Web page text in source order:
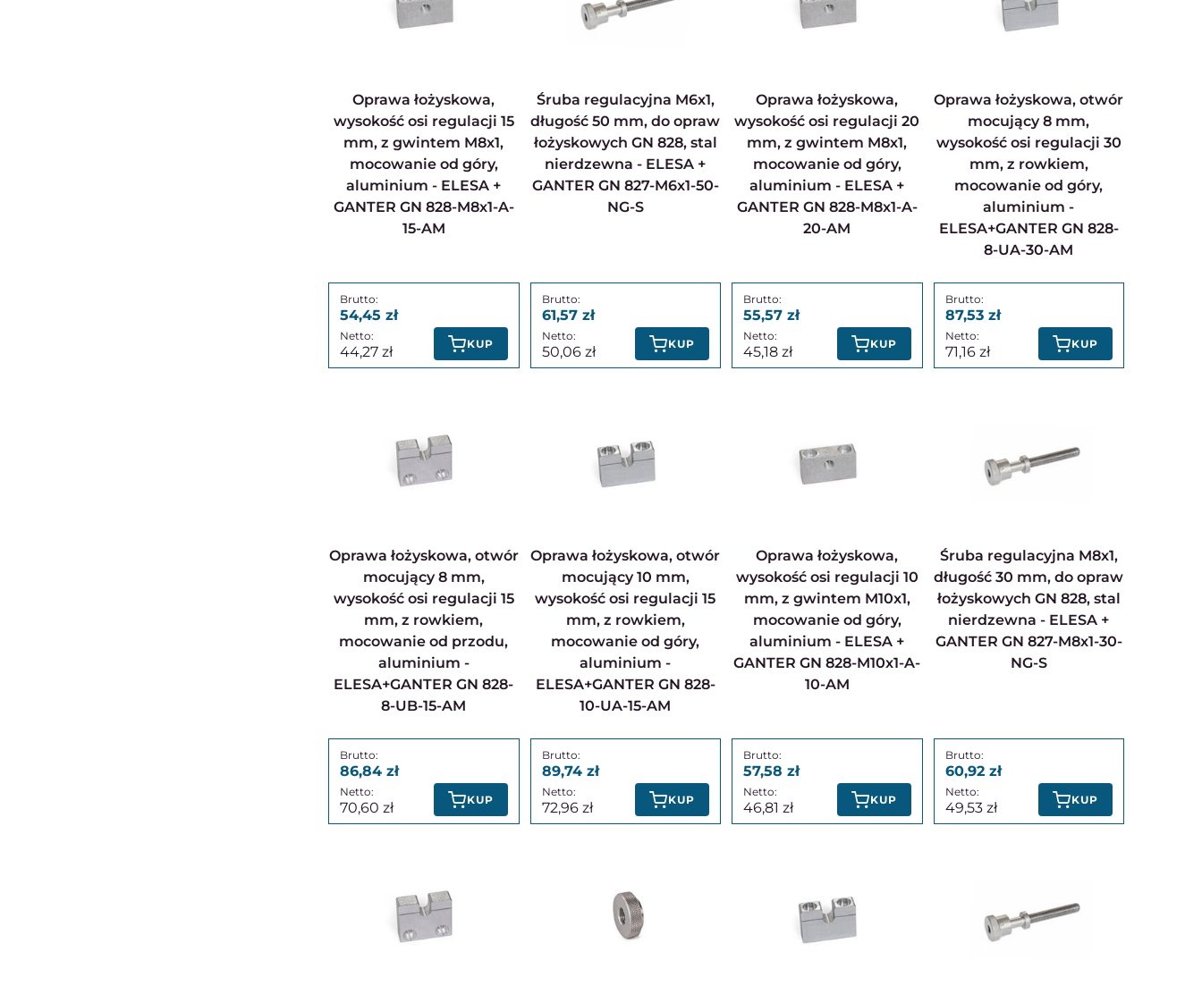
Oprawa łożyskowa,
wysokość osi regulacji 15
mm, z gwintem M8x1,
mocowanie od góry,
aluminium - ELESA +
GANTER GN 828-M8x1-A-
15-AM
54,45
44,27 KUP
Śruba regulacyjna M6x1,
długość 50 mm, do opraw
łożyskowych GN 828, stal
nierdzewna - ELESA +
GANTER GN 827-M6x1-50-
NG-S
61,57
50,06 KUP
Oprawa łożyskowa,
wysokość osi regulacji 20
mm, z gwintem M8x1,
mocowanie od góry,
aluminium - ELESA +
GANTER GN 828-M8x1-A-
20-AM
55,57
45,18 KUP
Oprawa łożyskowa, otwór
mocujący 8 mm,
wysokość osi regulacji 30
mm, z rowkiem,
mocowanie od góry,
aluminium -
ELESA+GANTER GN 828-
8-UA-30-AM
87,53
71,16 KUP
Oprawa łożyskowa, otwór
mocujący 8 mm,
wysokość osi regulacji 15
mm, z rowkiem,
mocowanie od przodu,
aluminium -
ELESA+GANTER GN 828-
8-UB-15-AM
86,84
70,60 KUP
Oprawa łożyskowa, otwór
mocujący 10 mm,
wysokość osi regulacji 15
mm, z rowkiem,
mocowanie od góry,
aluminium -
ELESA+GANTER GN 828-
10-UA-15-AM
89,74
72,96 KUP
Oprawa łożyskowa,
wysokość osi regulacji 10
mm, z gwintem M10x1,
mocowanie od góry,
aluminium - ELESA +
GANTER GN 828-M10x1-A-
10-AM
57,58
46,81 KUP
Śruba regulacyjna M8x1,
długość 30 mm, do opraw
łożyskowych GN 828, stal
nierdzewna - ELESA +
GANTER GN 827-M8x1-30-
NG-S
60,92
49,53 KUP